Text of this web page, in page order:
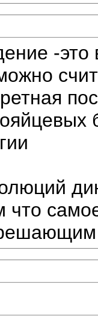
-
что
решающим